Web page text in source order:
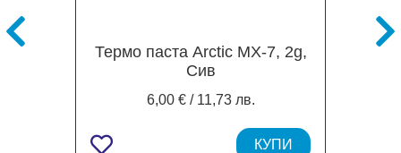
Термо паста Arctic MX-7, 2g,
Сив
6,00 € / 11,73 лв.
КУПИ